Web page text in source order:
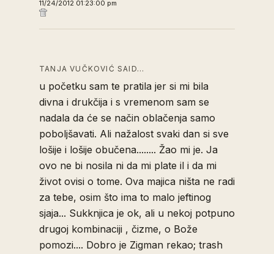
11/24/2012 01:23:00 pm
TANJA VUČKOVIĆ SAID…
u početku sam te pratila jer si mi bila
divna i drukčija i s vremenom sam se
nadala da će se način oblačenja samo
poboljšavati. Ali nažalost svaki dan si sve
lošije i lošije obučena........ Žao mi je. Ja
ovo ne bi nosila ni da mi plate il i da mi
život ovisi o tome. Ova majica ništa ne radi
za tebe, osim što ima to malo jeftinog
sjaja... Sukknjica je ok, ali u nekoj potpuno
drugoj kombinaciji , čizme, o Bože
pomozi.... Dobro je Zigman rekao; trash